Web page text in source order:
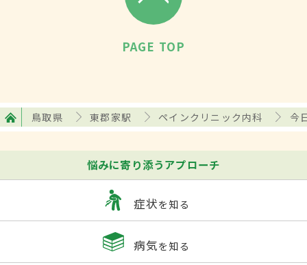
PAGE TOP
鳥取県 東郡家駅 ペインクリニック内科 今
悩みに寄り添うアプローチ
症状を知る
病気を知る